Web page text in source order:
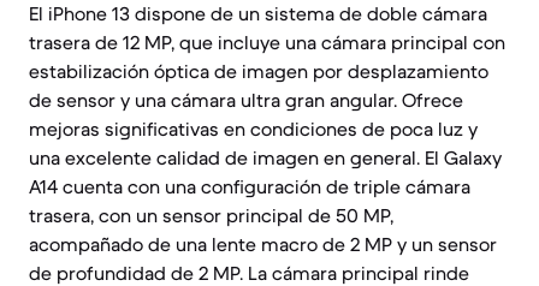
El iPhone 13 dispone de un sistema de doble cámara
trasera de 12 MP, que incluye una cámara principal con
estabilización óptica de imagen por desplazamiento
de sensor y una cámara ultra gran angular. Ofrece
mejoras significativas en condiciones de poca luz y
una excelente calidad de imagen en general. El Galaxy
A14 cuenta con una configuración de triple cámara
trasera, con un sensor principal de 50 MP,
acompañado de una lente macro de 2 MP y un sensor
de profundidad de 2 MP. La cámara principal rinde